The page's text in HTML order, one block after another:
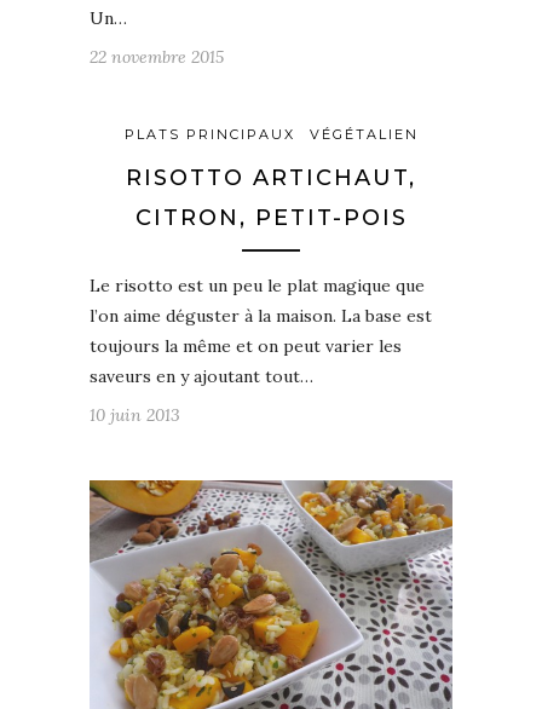
Un…
22 novembre 2015
PLATS PRINCIPAUX VÉGÉTALIEN
RISOTTO ARTICHAUT,
CITRON, PETIT-POIS
Le risotto est un peu le plat magique que
l’on aime déguster à la maison. La base est
toujours la même et on peut varier les
saveurs en y ajoutant tout…
10 juin 2013